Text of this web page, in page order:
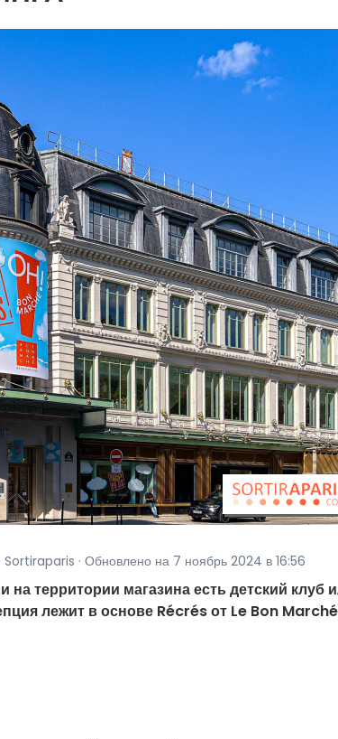
· Обновлено на 7 ноябрь 2024 в 16:56
территории магазина есть детский клуб
лежит в основе Récrés от Le Bon